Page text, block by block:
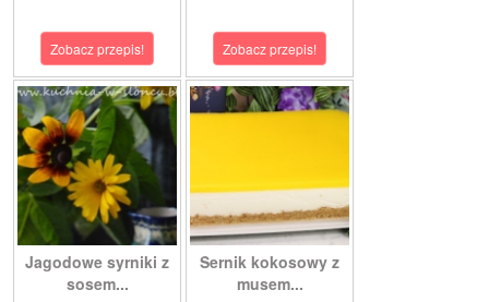
Zobacz przepis! Zobacz przepis!
Jagodowe syrniki z
sosem...
Sernik kokosowy z
musem...